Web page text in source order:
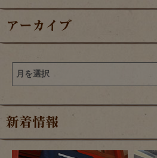
アーカイブ
新着情報